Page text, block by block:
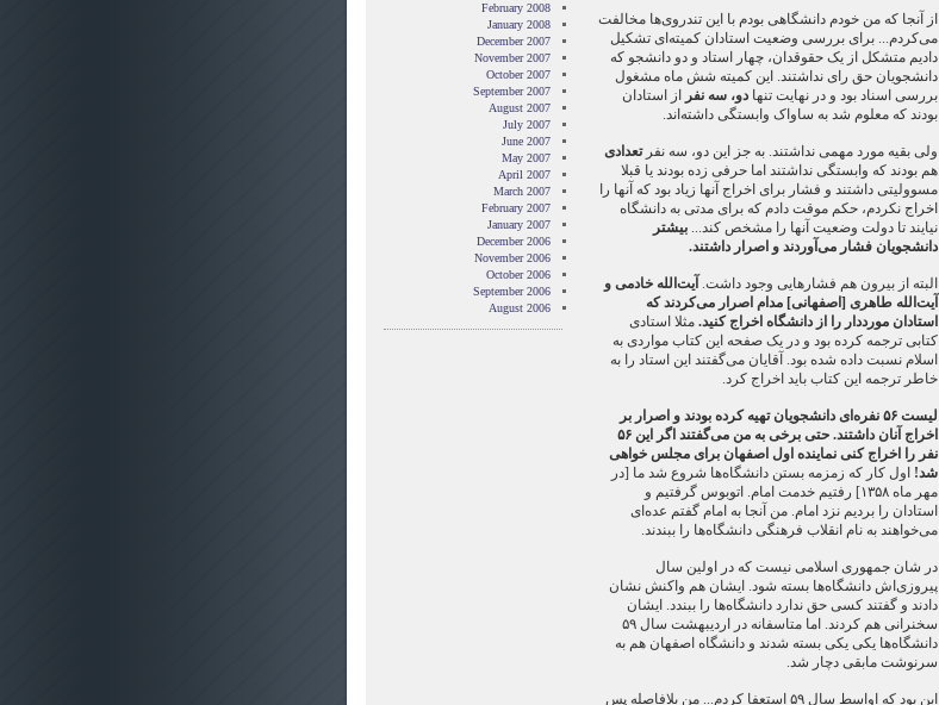
از آنجا که من خودم دانشگاهی بودم با این تندروی‌ها مخالفت
می‌کردم... برای بررسی وضعیت استادان کمیته‌ای تشکیل
دادیم متشکل از یک حقوقدان، چهار استاد و دو دانشجو که
دانشجویان حق رای نداشتند. این کمیته شش ماه مشغول
بررسی اسناد بود و در نهایت تنهادو، سه نفر
از استادان
بودند که معلوم شد به ساواک وابستگی داشته‌اند.
ولی بقیه مورد مهمی نداشتند. به جز این دو، سه نفرتعدادی
هم بودند که وابستگی نداشتند اما حرفی زده بودند یا قبلا
مسوولیتی داشتند و فشار برای اخراج آنها زیاد بود که آنها را
اخراج نکردم، حکم موقت دادم که برای مدتی به دانشگاه
نیایند تا دولت وضعیت آنها را مشخص کند...بیشتر
دانشجویان فشار می‌آوردند و اصرار داشتند.
البته از بیرون هم فشارهایی وجود داشت. آیت‌الله خادمی و
آیت‌الله طاهری [اصفهانی] مدام اصرار می‌کردند که
استادان مورددار را از دانشگاه اخراج کنید. مثلا استادی
کتابی ترجمه کرده بود و در یک صفحه این کتاب مواردی به
اسلام نسبت داده شده بود. آقایان می‌گفتند این استاد را به
خاطر ترجمه این کتاب باید اخراج کرد.
لیست ۵۶ نفره‌ای دانشجویان تهیه کرده بودند و اصرار بر
اخراج آنان داشتند. حتی برخی به من می‌گفتند اگر این ۵۶
نفر را اخراج کنی نماینده اول اصفهان برای مجلس خواهی
شد! اول کار که زمزمه بستن دانشگاه‌ها شروع شد ما [در
مهر ماه ۱۳۵۸] رفتیم خدمت امام. اتوبوس گرفتیم و
استادان را بردیم نزد امام. من آنجا به امام گفتم عده‌ای
می‌خواهند به نام انقلاب فرهنگی دانشگاه‌ها را ببندند.
در شان جمهوری اسلامی نیست که در اولین سال
پیروزی‌اش دانشگاه‌ها بسته شود. ایشان هم واکنش نشان
دادند و گفتند کسی حق ندارد دانشگاه‌ها را ببندد. ایشان
سخنرانی هم کردند. اما متاسفانه در اردیبهشت سال ۵۹
دانشگاه‌ها یکی یکی بسته شدند و دانشگاه اصفهان هم به
سرنوشت مابقی دچار شد.
این بود که اواسط سال ۵۹ استعفا کردم... من بلافاصله پس
February 2008
January 2008
December 2007
November 2007
October 2007
September 2007
August 2007
July 2007
June 2007
May 2007
April 2007
March 2007
February 2007
January 2007
December 2006
November 2006
October 2006
September 2006
August 2006